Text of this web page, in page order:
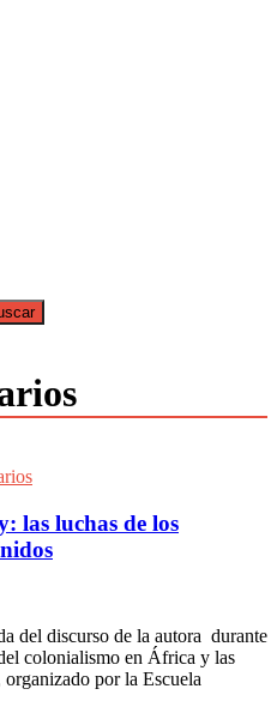
las luchas de los
del discurso de la autora durante
colonialismo en África y las
por la Escuela